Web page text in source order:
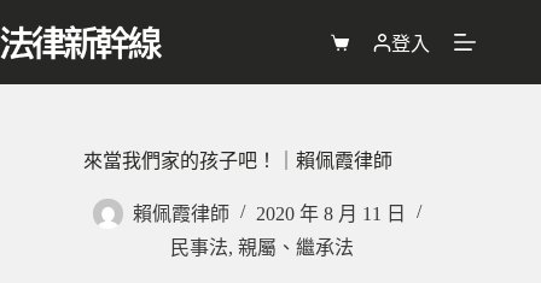
至
購
物
登入
來當我們家的孩子吧！｜賴佩霞律師
賴佩霞律師
2020 年 8 月 11 日
民事法,親屬、繼承法